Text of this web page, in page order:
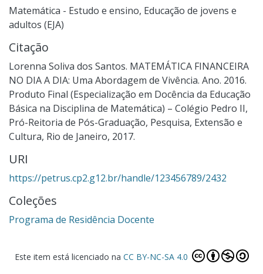
Matemática - Estudo e ensino, Educação de jovens e
adultos (EJA)
Citação
Lorenna Soliva dos Santos. MATEMÁTICA FINANCEIRA
NO DIA A DIA: Uma Abordagem de Vivência. Ano. 2016.
Produto Final (Especialização em Docência da Educação
Básica na Disciplina de Matemática) – Colégio Pedro II,
Pró-Reitoria de Pós-Graduação, Pesquisa, Extensão e
Cultura, Rio de Janeiro, 2017.
URI
https://petrus.cp2.g12.br/handle/123456789/2432
Coleções
Programa de Residência Docente
Este item está licenciado na CC BY-NC-SA 4.0